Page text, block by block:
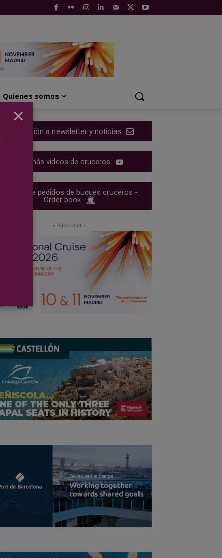
Quienes somos
Suscripción a newsletter y noticias
Ver más videos de cruceros
Cartera de pedidos de buques cruceros -
Order book
- Publicidad -
×